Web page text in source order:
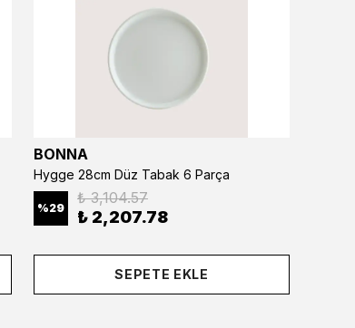
BONNA
Hygge 28cm Düz Tabak 6 Parça
%29
₺ 3,104.57
₺ 2,207.78
SEPETE EKLE